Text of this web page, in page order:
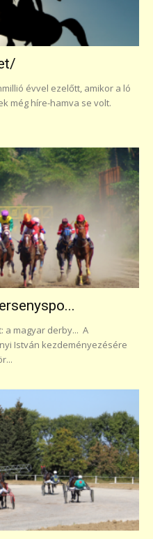
évvel ezelőtt, amikor a ló
még híre-hamva se volt.
a magyar derby... A
István kezdeményezésére